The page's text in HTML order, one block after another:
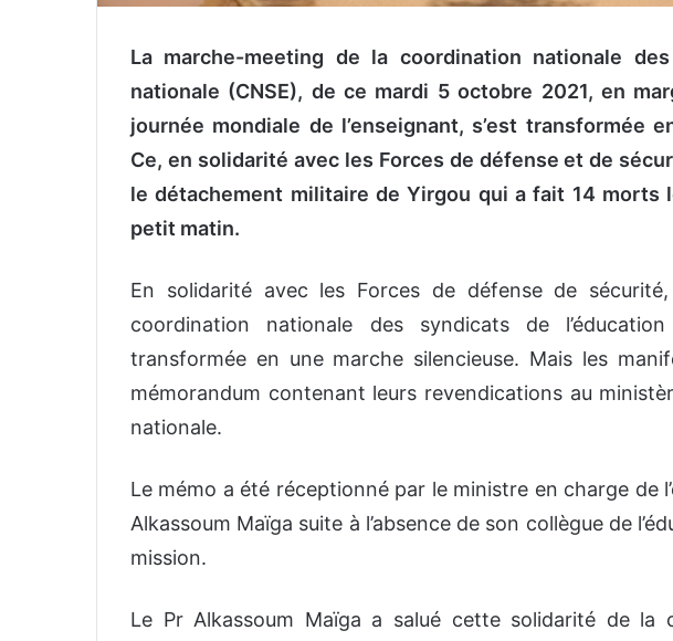
La marche-meeting de la coordination nationale
nationale (CNSE), de ce mardi 5 octobre 2021, en
journée mondiale de l’enseignant, s’est transformée
Ce, en solidarité avec les Forces de défense et de
le détachement militaire de Yirgou qui a fait 14 morts
petit matin.
En solidarité avec les Forces de défense de
coordination nationale des syndicats de
transformée en une marche silencieuse. Mais les
mémorandum contenant leurs revendications au
nationale.
Le mémo a été réceptionné par le ministre en charge de
Alkassoum Maïga suite à l’absence de son collègue de
mission.
Le Pr Alkassoum Maïga a salué cette solidarité de la